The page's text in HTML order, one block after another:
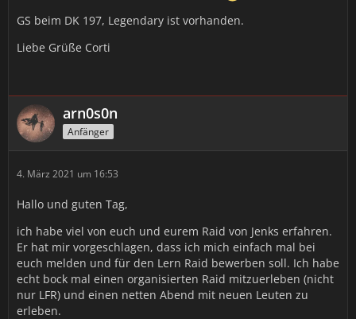
GS beim DK 197, Legendary ist vorhanden.
Liebe Grüße Corti
arn0s0n
Anfänger
4. März 2021 um 16:53
Hallo und guten Tag,
ich habe viel von euch und eurem Raid von Jenks erfahren.
Er hat mir vorgeschlagen, dass ich mich einfach mal bei
euch melden und für den Lern Raid bewerben soll. Ich habe
echt bock mal einen organisierten Raid mitzuerleben (nicht
nur LFR) und einen netten Abend mit neuen Leuten zu
erleben.